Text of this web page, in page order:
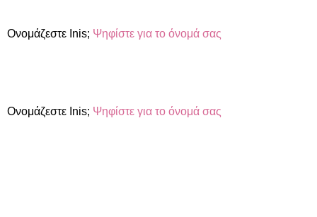
Ονομάζεστε Inis; Ψηφίστε για το όνομά σας
Ονομάζεστε Inis; Ψηφίστε για το όνομά σας